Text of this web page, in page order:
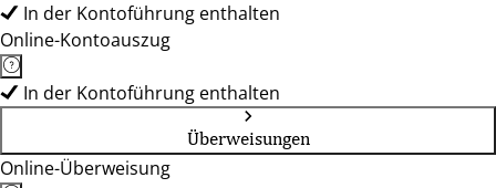
In der Kontoführung enthalten
Online-Kontoauszug
In der Kontoführung enthalten
Überweisungen
Online-Überweisung